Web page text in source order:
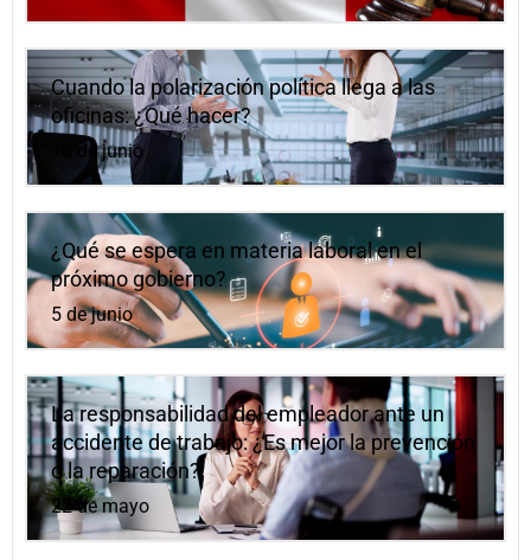
Cuando la polarización política llega a las
oficinas: ¿Qué hacer?
10 de junio
¿Qué se espera en materia laboral en el
próximo gobierno?
5 de junio
La responsabilidad del empleador ante un
accidente de trabajo: ¿Es mejor la prevención
o la reparación?
22 de mayo